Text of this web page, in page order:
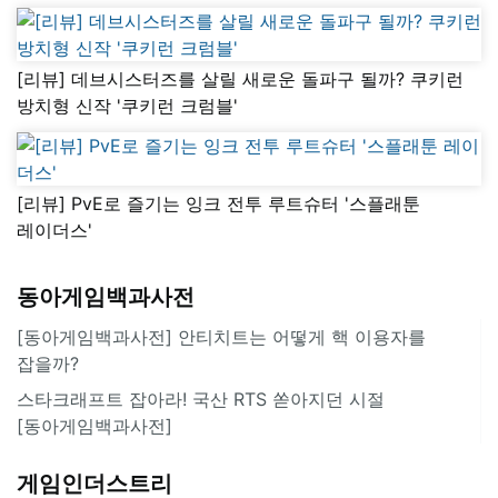
[리뷰] 데브시스터즈를 살릴 새로운 돌파구 될까? 쿠키런
방치형 신작 '쿠키런 크럼블'
[리뷰] PvE로 즐기는 잉크 전투 루트슈터 '스플래툰
레이더스'
동아게임백과사전
[동아게임백과사전] 안티치트는 어떻게 핵 이용자를
잡을까?
스타크래프트 잡아라! 국산 RTS 쏟아지던 시절
[동아게임백과사전]
게임인더스트리